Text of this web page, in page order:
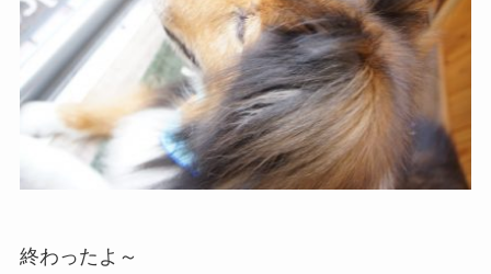
終わったよ～